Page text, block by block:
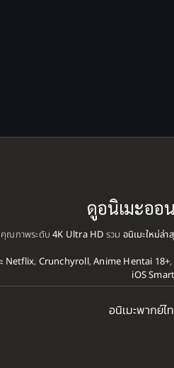
ดูอนิเมะออ
คุณภาพระดับ4K Ultra HD รวม อนิเมะใหม่ล่า
Netflix, Crunchyroll,Anime Hentai 18+,
iOS
อนิเมะพากย์ไ